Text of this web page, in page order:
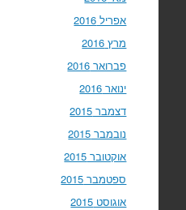
אפריל 2016
מרץ 2016
פברואר 2016
ינואר 2016
דצמבר 2015
נובמבר 2015
אוקטובר 2015
ספטמבר 2015
אוגוסט 2015